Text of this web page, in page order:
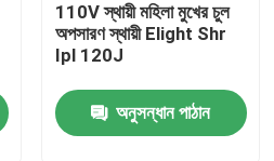
110V স্থায়ী মহিলা মুখের চুল
অপসারণ স্থায়ী Elight Shr
Ipl 120J
অনুসন্ধান পাঠান